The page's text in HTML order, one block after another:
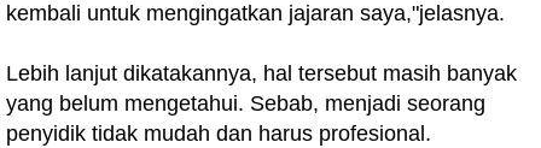
kembali untuk mengingatkan jajaran saya,"jelasnya.
Lebih lanjut dikatakannya, hal tersebut masih banyak
yang belum mengetahui. Sebab, menjadi seorang
penyidik tidak mudah dan harus profesional.